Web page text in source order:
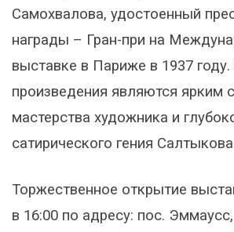
Самохвалова, удостоенный
награды – Гран-при на
выставке в Париже в 1937 году.
произведения являются ярким
мастерства художника и
сатирического гения
Торжественное открытие
в 16:00 по адресу: пос.